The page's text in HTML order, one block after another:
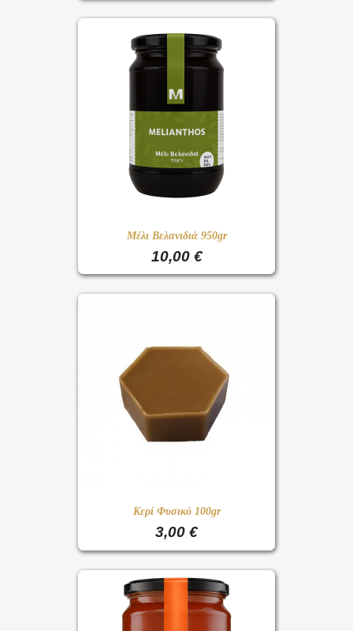
Μέλι Βελανιδιά 950gr
10,00 €
Κερί Φυσικό 100gr
3,00 €